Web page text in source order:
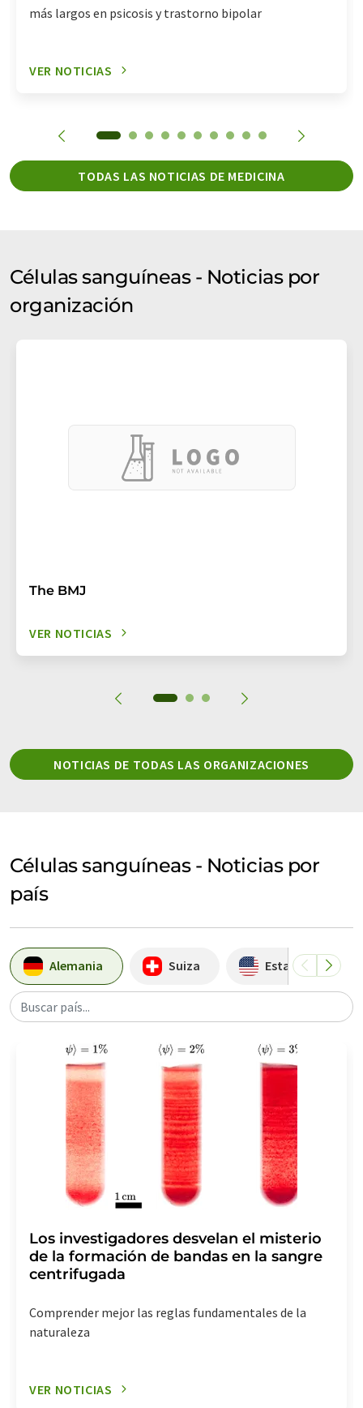
más largos en psicosis y trastorno bipolar
VER NOTICIAS
TODAS LAS NOTICIAS DE MEDICINA
Células sanguíneas - Noticias por
organización
The BMJ
VER NOTICIAS
NOTICIAS DE TODAS LAS ORGANIZACIONES
Células sanguíneas - Noticias por
país
Alemania Suiza Estados Unidos
Buscar país...
Los investigadores desvelan el misterio
de la formación de bandas en la sangre
centrifugada
Comprender mejor las reglas fundamentales de la
naturaleza
VER NOTICIAS